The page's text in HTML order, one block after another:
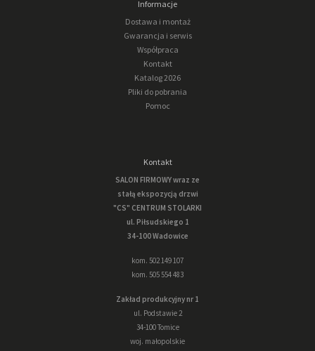
Informacje
Dostawa i montaż
Gwarancja i serwis
Współpraca
Kontakt
Katalog 2026
Pliki do pobrania
Pomoc
Kontakt
SALON FIRMOWY wraz ze
stałą ekspozycją drzwi
"CS" CENTRUM STOLARKI
ul. Piłsudskiego 1
34-100 Wadowice
kom. 502 149 107
kom. 505 554 483
Zakład produkcyjny nr 1
ul. Podstawie 2
34-100 Tomice
woj. małopolskie